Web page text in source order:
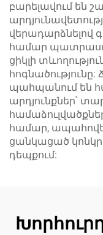
բարելավում են
վերադարձնելով
համար
ցիկլի
պահպանում են
արդյունքներ՝
համար,
ցանկացած
դեպքում: